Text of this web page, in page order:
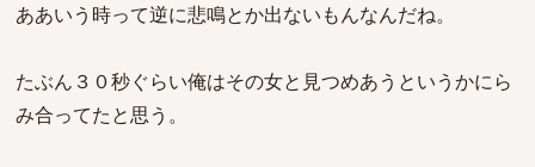
ああいう時って逆に悲鳴とか出ないもんなんだね。
たぶん３０秒ぐらい俺はその女と見つめあうというかにら
み合ってたと思う。